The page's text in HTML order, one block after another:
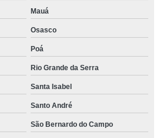
Mauá
Osasco
Poá
Rio Grande da Serra
Santa Isabel
Santo André
São Bernardo do Campo